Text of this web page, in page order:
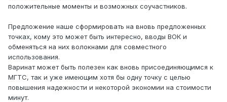
положительные моменты и возможных соучастников.
Предложение наше сформировать на вновь предложенных
точках, кому это может быть интересно, вводы ВОК и
обменяться на них волокнами для совместного
использования.
Варинат может быть полезен как вновь присоединяющимся к
МГТС, так и уже имеющим хотя бы одну точку с целью
повышения надежности и некоторой экономии на стоимости
минут.